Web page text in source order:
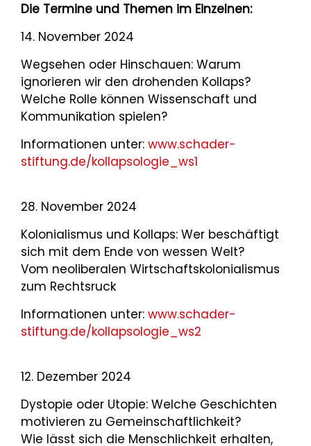
Die Termine und Themen im Einzelnen:
14. November 2024
Wegsehen oder Hinschauen: Warum
ignorieren wir den drohenden Kollaps?
Welche Rolle können Wissenschaft und
Kommunikation spielen?
Informationen unter: www.schader-
stiftung.de/kollapsologie_ws1
28. November 2024
Kolonialismus und Kollaps: Wer beschäftigt
sich mit dem Ende von wessen Welt?
Vom neoliberalen Wirtschaftskolonialismus
zum Rechtsruck
Informationen unter: www.schader-
stiftung.de/kollapsologie_ws2
12. Dezember 2024
Dystopie oder Utopie: Welche Geschichten
motivieren zu Gemeinschaftlichkeit?
Wie lässt sich die Menschlichkeit erhalten,